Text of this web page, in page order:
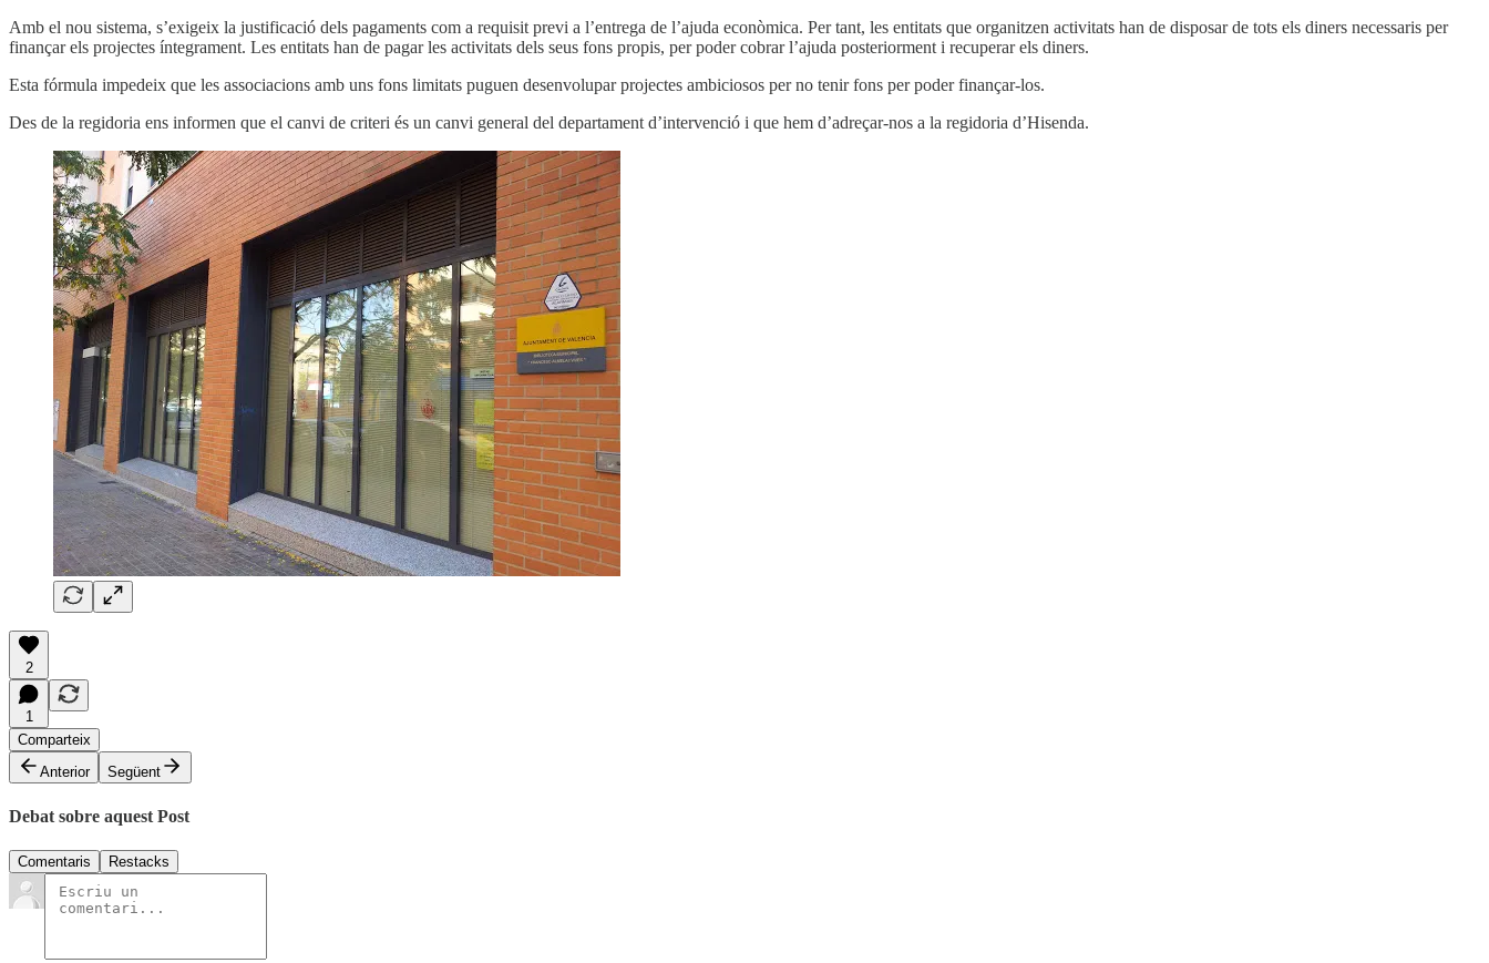
Amb el nou sistema, s’exigeix la justificació dels pagaments com a requisit previ a l’entrega de l’ajuda econòmica. Per tant, les entitats que organitzen activitats han de disposar de tots els diners necessaris per
finançar els projectes íntegrament. Les entitats han de pagar les activitats dels seus fons propis, per poder cobrar l’ajuda posteriorment i recuperar els diners.
Esta fórmula impedeix que les associacions amb uns fons limitats puguen desenvolupar projectes ambiciosos per no tenir fons per poder finançar-los.
Des de la regidoria ens informen que el canvi de criteri és un canvi general del departament d’intervenció i que hem d’adreçar-nos a la regidoria d’Hisenda.
2
1
Comparteix
Anterior
Següent
Debat sobre aquest Post
Comentaris Restacks